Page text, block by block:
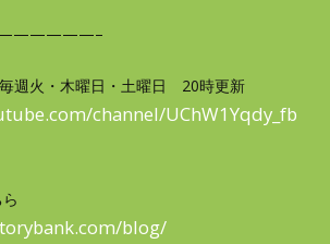
週火・木曜日・土曜日 20時更新
channel/UChW1Yqdy_fb
blog/